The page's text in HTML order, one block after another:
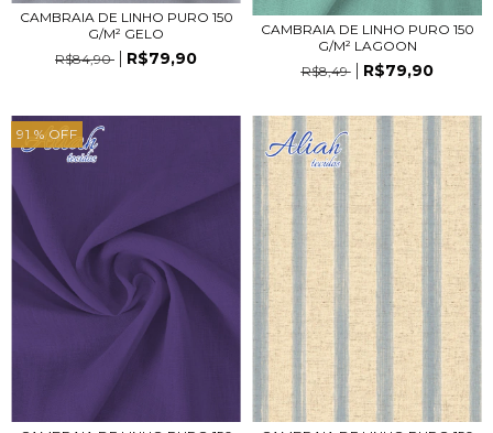
CAMBRAIA DE LINHO PURO 150
G/M² GELO
R$84,90
R$79,90
CAMBRAIA DE LINHO PURO 150
G/M² LAGOON
R$8,49
R$79,90
91 % OFF